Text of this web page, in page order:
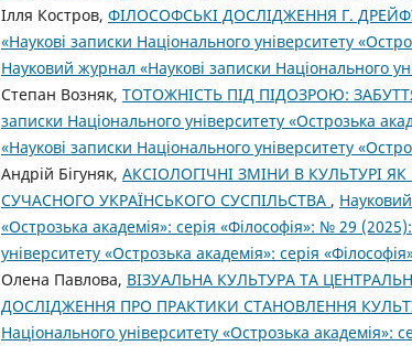
Ілля Костров, ФІЛОСОФСЬКІ ДОСЛІДЖЕННЯ Г.
«Наукові записки Національного університету
Науковий журнал «Наукові записки Національного
Степан Возняк, ТОТОЖНІСТЬ ПІД ПІДОЗРОЮ:
записки Національного університету «Острозька
«Наукові записки Національного університету
Андрій Бігуняк, АКСІОЛОГІЧНІ ЗМІНИ В КУЛЬТУРІ
СУЧАСНОГО УКРАЇНСЬКОГО СУСПІЛЬСТВА ,
«Острозька академія»: серія «Філософія»: № 29
університету «Острозька академія»: серія
Олена Павлова, ВІЗУАЛЬНА КУЛЬТУРА ТА
ДОСЛІДЖЕННЯ ПРО ПРАКТИКИ СТАНОВЛЕННЯ
Національного університету «Острозька академія»: